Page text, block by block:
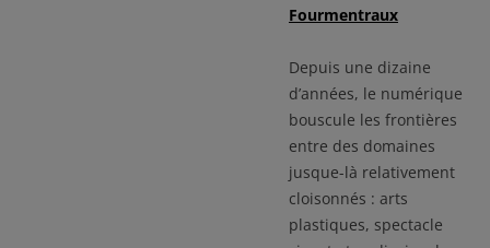
Fourmentraux
Depuis une dizaine
d’années, le numérique
bouscule les frontières
entre des domaines
jusque-là relativement
cloisonnés : arts
plastiques, spectacle